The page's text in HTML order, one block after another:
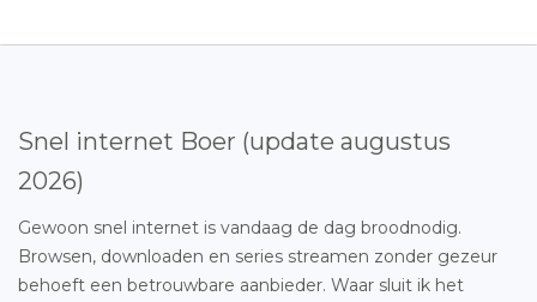
Snel internet Boer (update augustus
2026)
Gewoon snel internet is vandaag de dag broodnodig.
Browsen, downloaden en series streamen zonder gezeur
behoeft een betrouwbare aanbieder. Waar sluit ik het